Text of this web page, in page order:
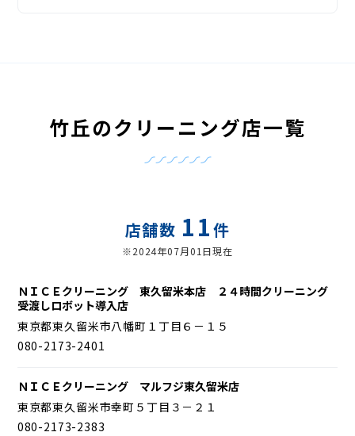
竹丘のクリーニング店一覧
店舗数 11件
※2024年07月01日現在
ＮＩＣＥクリーニング 東久留米本店 ２４時間クリーニング
受渡しロボット導入店
東京都東久留米市八幡町１丁目６－１５
080-2173-2401
ＮＩＣＥクリーニング マルフジ東久留米店
東京都東久留米市幸町５丁目３－２１
080-2173-2383